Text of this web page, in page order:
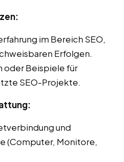
im Bereich SEO,
Erfolgen.
oder Beispiele für
SEO-Projekte.
und
(Computer, Monitore,